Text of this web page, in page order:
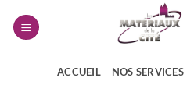
ACCUEIL NOS SERVICES